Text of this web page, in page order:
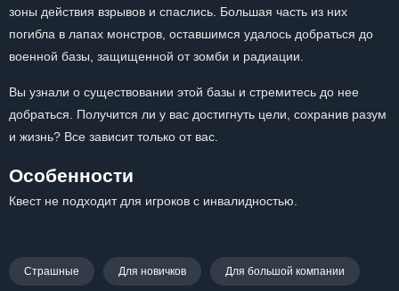
зоны действия взрывов и спаслись. Большая часть из них
погибла в лапах монстров, оставшимся удалось добраться до
военной базы, защищенной от зомби и радиации.
Вы узнали о существовании этой базы и стремитесь до нее
добраться. Получится ли у вас достигнуть цели, сохранив разум
и жизнь? Все зависит только от вас.
Особенности
Квест не подходит для игроков с инвалидностью.
Страшные Для новичков Для большой компании